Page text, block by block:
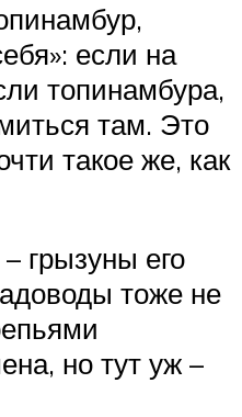
если на
топинамбура,
там. Это
такое же, как
грызуны его
тоже не
но тут уж –